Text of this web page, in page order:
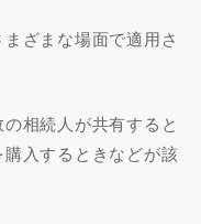
ざまな場面で適用さ
相続人が共有すると
入するときなどが該